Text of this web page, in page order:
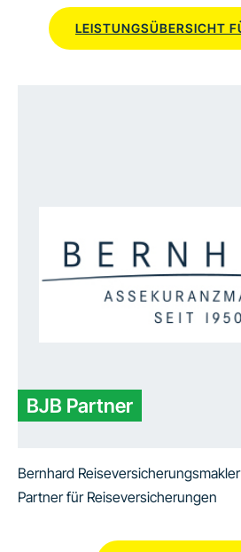
LEISTUNGSÜBERSICHT
BJB Partner
Bernhard
Partner für Reiseversicherungen